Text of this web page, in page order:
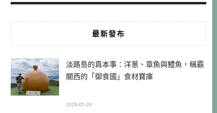
最新發布
淡路島的真本事：洋蔥、章魚與鱧魚，稱霸
關西的「御食國」食材寶庫
2026-05-20